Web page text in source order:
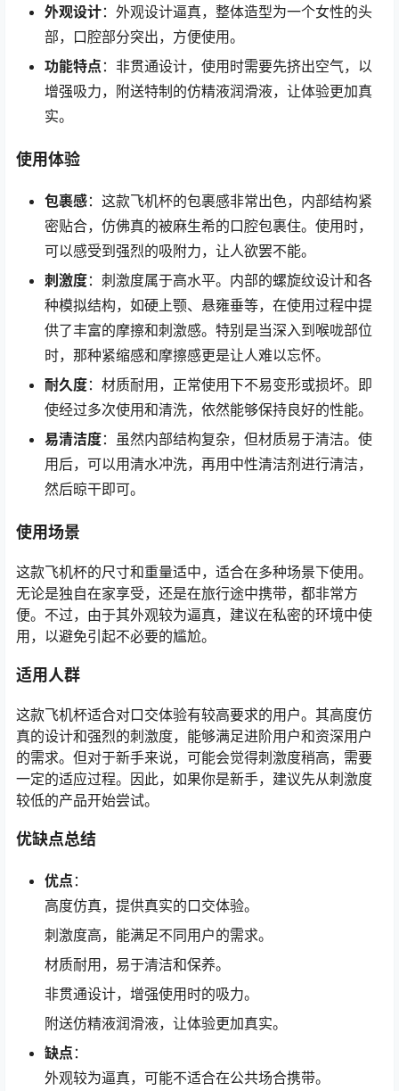
外观设计：外观设计逼真，整体造型为一个女性的头
部，口腔部分突出，方便使用。
功能特点 ：非贯通设计，使用时需要先挤出空气，以
增强吸力，附送特制的仿精液润滑液，让体验更加真
实。
使用体验
包裹感：这款飞机杯的包裹感非常出色，内部结构紧
密贴合，仿佛真的被麻生希的口腔包裹住。使用时，
可以感受到强烈的吸附力，让人欲罢不能。
刺激度：刺激度属于高水平。内部的螺旋纹设计和各
种模拟结构，如硬上颚、悬雍垂等，在使用过程中提
供了丰富的摩擦和刺激感。特别是当深入到喉咙部位
时，那种紧缩感和摩擦感更是让人难以忘怀。
耐久度：材质耐用，正常使用下不易变形或损坏。即
使经过多次使用和清洗，依然能够保持良好的性能。
易清洁度：虽然内部结构复杂，但材质易于清洁。使
用后，可以用清水冲洗，再用中性清洁剂进行清洁，
然后晾干即可。
使用场景
这款飞机杯的尺寸和重量适中，适合在多种场景下使用。
无论是独自在家享受，还是在旅行途中携带，都非常方
便。不过，由于其外观较为逼真，建议在私密的环境中使
用，以避免引起不必要的尴尬。
适用人群
这款飞机杯适合对口交体验有较高要求的用户。其高度仿
真的设计和强烈的刺激度，能够满足进阶用户和资深用户
的需求。但对于新手来说，可能会觉得刺激度稍高，需要
一定的适应过程。因此，如果你是新手，建议先从刺激度
较低的产品开始尝试。
优缺点总结
优点 ：
高度仿真，提供真实的口交体验。
刺激度高，能满足不同用户的需求。
材质耐用，易于清洁和保养。
非贯通设计，增强使用时的吸力。
附送仿精液润滑液，让体验更加真实。
缺点 ：
外观较为逼真，可能不适合在公共场合携带。